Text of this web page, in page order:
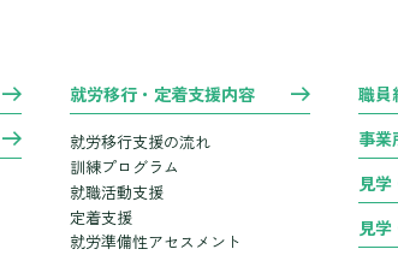
就労移行・定着支援内容
就労移行支援の流れ
訓練プログラム
就職活動支援
定着支援
就労準備性アセスメント
職員
事業
見学
見学